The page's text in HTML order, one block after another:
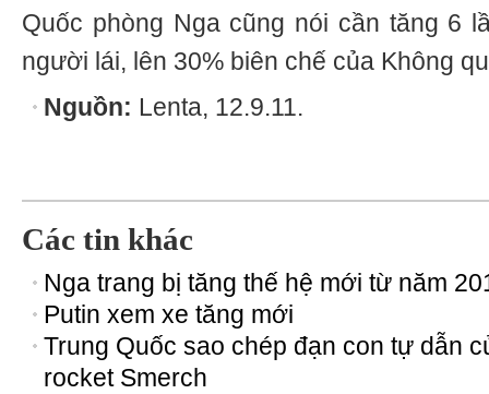
Quốc phòng Nga cũng nói cần tăng 6
người lái, lên 30% biên chế của Không
Nguồn: Lenta, 12.9.11.
Các tin khác
Nga trang bị tăng thế hệ mới từ năm
Putin xem xe tăng mới
Trung Quốc sao chép đạn con tự dẫn
rocket Smerch